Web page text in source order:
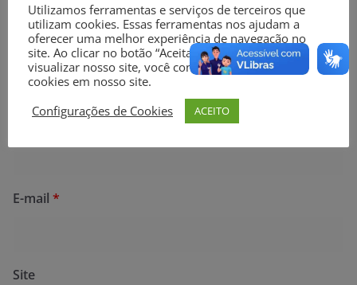
Nome*
E-mail *
Site
Utilizamos ferramentas e serviços de terceiros que
utilizam cookies. Essas ferramentas nos ajudam a
oferecer uma melhor experiência de navegação no
site. Ao clicar no botão “Aceitar” ou continuar a
visualizar nosso site, você concorda com o uso de
cookies em nosso site.
Configurações de Cookies
ACEITO